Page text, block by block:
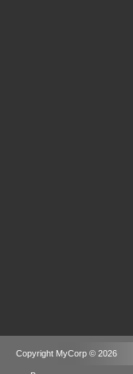
Copyright MyCorp © 2026